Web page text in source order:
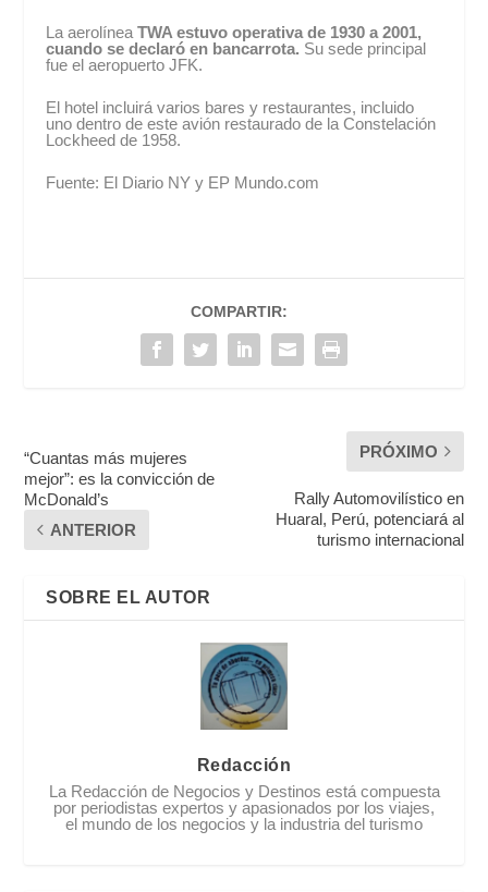
La aerolínea TWA estuvo operativa de 1930 a 2001,
cuando se declaró en bancarrota. Su sede principal
fue el aeropuerto JFK.
El hotel incluirá varios bares y restaurantes, incluido
uno dentro de este avión restaurado de la Constelación
Lockheed de 1958.
Fuente: El Diario NY y EP Mundo.com
COMPARTIR:
“Cuantas más mujeres
mejor”: es la convicción de
McDonald’s
ANTERIOR
PRÓXIMO
Rally Automovilístico en
Huaral, Perú, potenciará al
turismo internacional
SOBRE EL AUTOR
Redacción
La Redacción de Negocios y Destinos está compuesta
por periodistas expertos y apasionados por los viajes,
el mundo de los negocios y la industria del turismo